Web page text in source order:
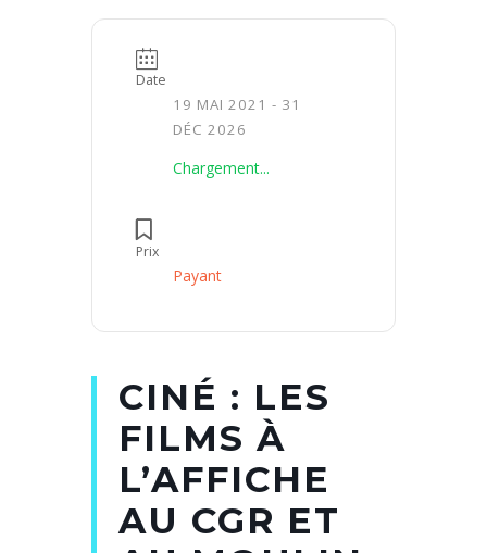
Date
19 MAI 2021 - 31
DÉC 2026
Chargement...
Prix
Payant
CINÉ : LES
FILMS À
L’AFFICHE
AU CGR ET